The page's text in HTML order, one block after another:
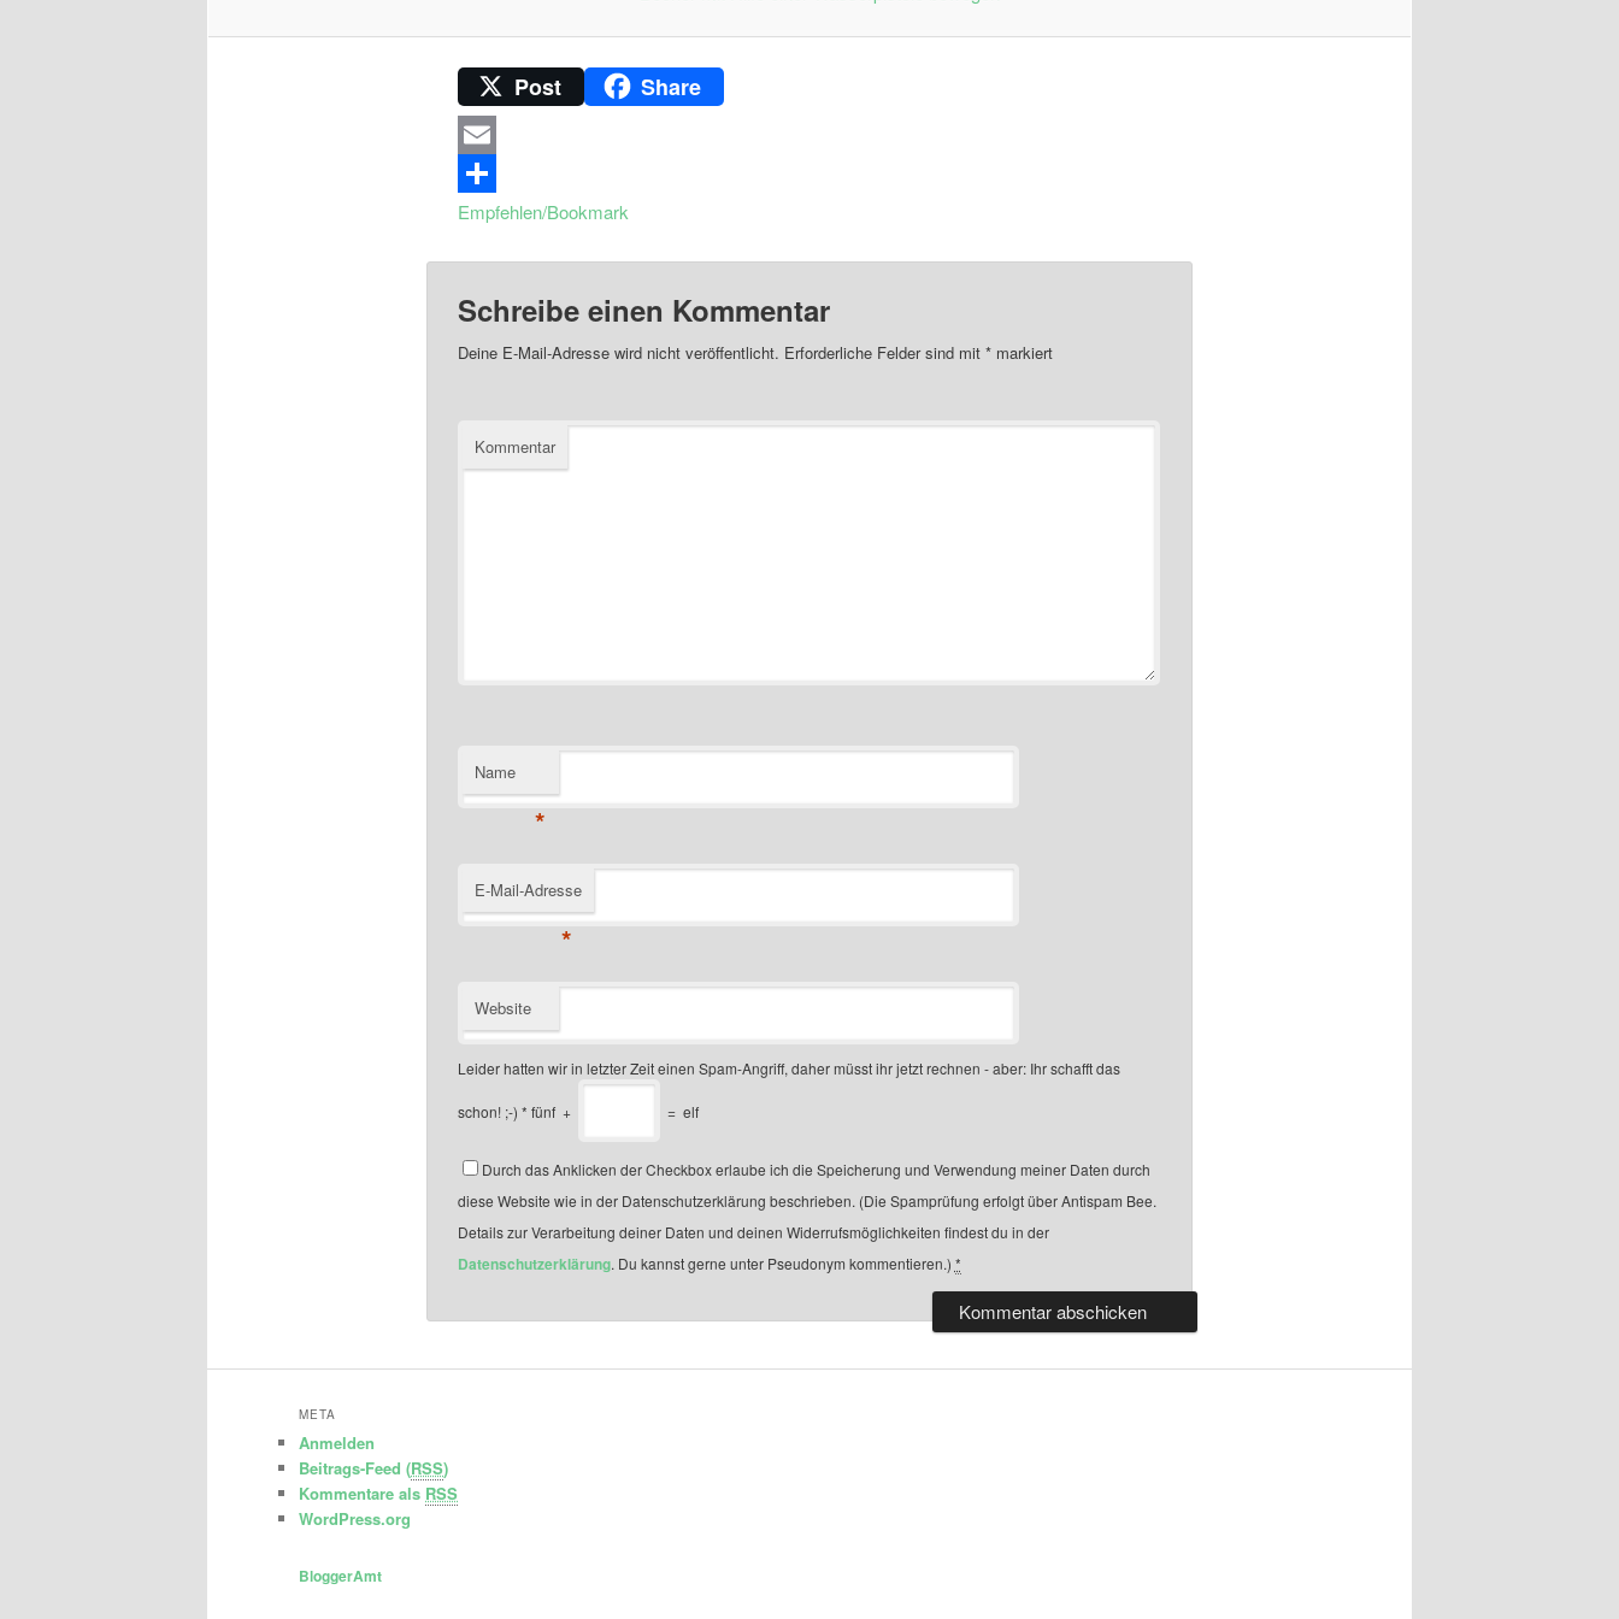
Post Share
Email
Empfehlen/Bookmark
Schreibe einen Kommentar
Deine E-Mail-Adresse wird nicht veröffentlicht. Erforderliche Felder sind mit *markiert
Kommentar
Name
*
E-Mail-Adresse
*
Website
Leider hatten wir in letzter Zeit einen Spam-Angriff, daher müsst ihr jetzt rechnen - aber: Ihr schafft das
schon! ;-) * fünf + = elf
Durch das Anklicken der Checkbox erlaube ich die Speicherung und Verwendung meiner Daten durch
diese Website wie in der Datenschutzerklärung beschrieben. (Die Spamprüfung erfolgt über Antispam Bee.
Details zur Verarbeitung deiner Daten und deinen Widerrufsmöglichkeiten findest du in der
Datenschutzerklärung. Du kannst gerne unter Pseudonym kommentieren.) *
META
Anmelden
Beitrags-Feed (RSS)
Kommentare als RSS
WordPress.org
BloggerAmt